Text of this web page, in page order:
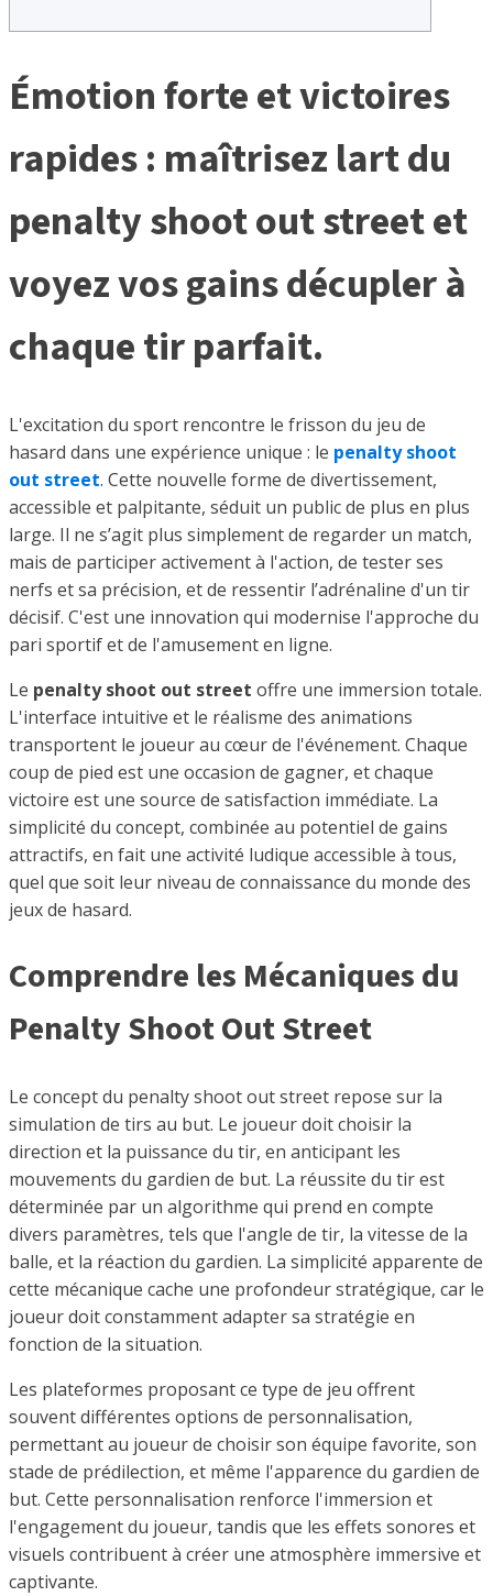
Émotion forte et victoires
rapides : maîtrisez lart du
penalty shoot out street et
voyez vos gains décupler à
chaque tir parfait.
L'excitation du sport rencontre le frisson du jeu de
hasard dans une expérience unique : le penalty shoot
out street. Cette nouvelle forme de divertissement,
accessible et palpitante, séduit un public de plus en plus
large. Il ne s’agit plus simplement de regarder un match,
mais de participer activement à l'action, de tester ses
nerfs et sa précision, et de ressentir l’adrénaline d'un tir
décisif. C'est une innovation qui modernise l'approche du
pari sportif et de l'amusement en ligne.
Le penalty shoot out street offre une immersion totale.
L'interface intuitive et le réalisme des animations
transportent le joueur au cœur de l'événement. Chaque
coup de pied est une occasion de gagner, et chaque
victoire est une source de satisfaction immédiate. La
simplicité du concept, combinée au potentiel de gains
attractifs, en fait une activité ludique accessible à tous,
quel que soit leur niveau de connaissance du monde des
jeux de hasard.
Comprendre les Mécaniques du
Penalty Shoot Out Street
Le concept du penalty shoot out street repose sur la
simulation de tirs au but. Le joueur doit choisir la
direction et la puissance du tir, en anticipant les
mouvements du gardien de but. La réussite du tir est
déterminée par un algorithme qui prend en compte
divers paramètres, tels que l'angle de tir, la vitesse de la
balle, et la réaction du gardien. La simplicité apparente de
cette mécanique cache une profondeur stratégique, car le
joueur doit constamment adapter sa stratégie en
fonction de la situation.
Les plateformes proposant ce type de jeu offrent
souvent différentes options de personnalisation,
permettant au joueur de choisir son équipe favorite, son
stade de prédilection, et même l'apparence du gardien de
but. Cette personnalisation renforce l'immersion et
l'engagement du joueur, tandis que les effets sonores et
visuels contribuent à créer une atmosphère immersive et
captivante.